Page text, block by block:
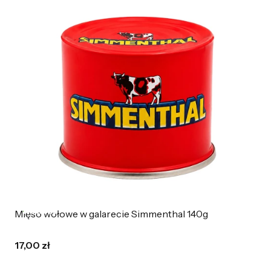
Nowość
Mięso wołowe w galarecie Simmenthal 140g
17,00 zł